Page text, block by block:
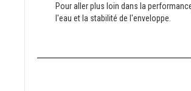
Pour aller plus loin dans la
l'eau et la stabilité de l'enveloppe.